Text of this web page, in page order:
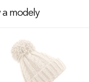
modely